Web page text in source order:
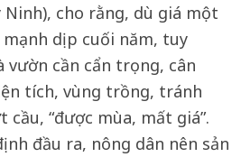
Ninh), cho rằng, dù giá một
dịp cuối năm, tuy
vườn cần cẩn trọng, cân
tích, vùng trồng, tránh
“được mùa, mất giá”.
đầu ra, nông dân nên sản